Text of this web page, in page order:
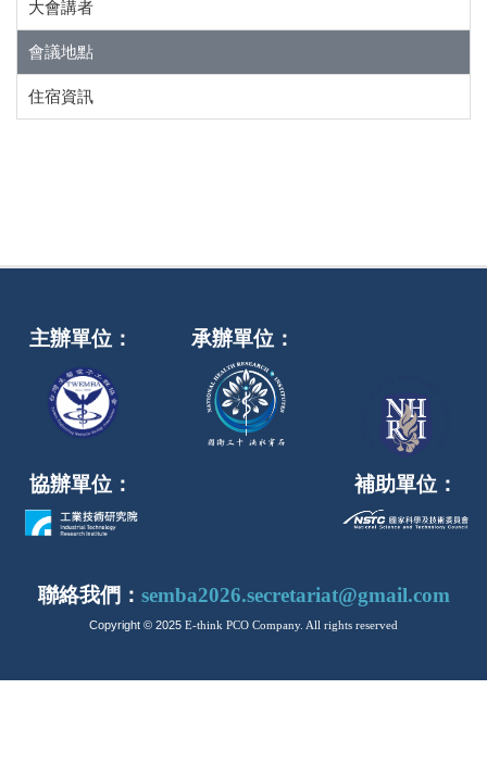
大會講者
會議地點
住宿資訊
主辦單位： 承辦單位：
協辦單位： 補助單位：
聯絡我們： semba2026.secretariat@gmail.com
Copyright © 2025 E-think PCO Company. All rights reserved